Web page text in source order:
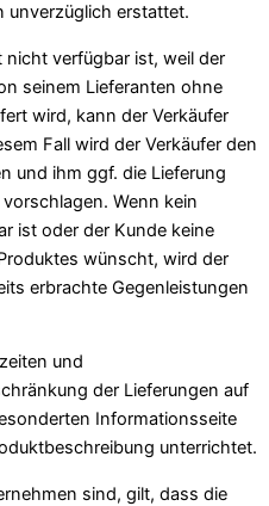
unverzüglich erstattet.
nicht verfügbar ist, weil der
seinem Lieferanten ohne
wird, kann der Verkäufer
Fall wird der Verkäufer den
und ihm ggf. die Lieferung
Wenn kein
ist oder der Kunde keine
wünscht, wird der
erbrachte Gegenleistungen
und
der Lieferungen auf
Informationsseite
unterrichtet.
sind, gilt, dass die